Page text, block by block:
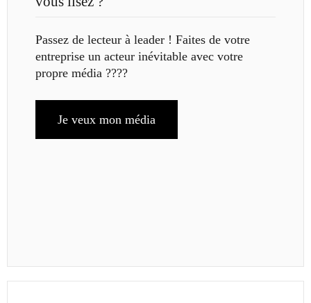
Passez de lecteur à leader ! Faites de votre
entreprise un acteur inévitable avec votre
propre média ????
Je veux mon média